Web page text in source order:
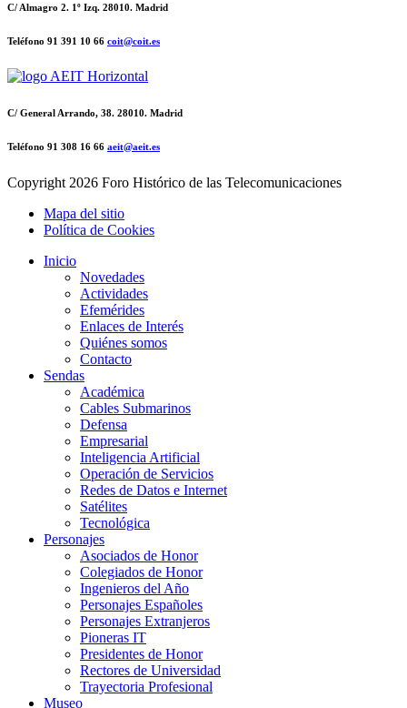
C/ Almagro 2. 1º Izq. 28010. Madrid
Teléfono 91 391 10 66 coit@coit.es
C/ General Arrando, 38. 28010. Madrid
Teléfono 91 308 16 66 aeit@aeit.es
Copyright 2026 Foro Histórico de las Telecomunicaciones
Mapa del sitio
Política de Cookies
Inicio
Novedades
Actividades
Efemérides
Enlaces de Interés
Quiénes somos
Contacto
Sendas
Académica
Cables Submarinos
Defensa
Empresarial
Inteligencia Artificial
Operación de Servicios
Redes de Datos e Internet
Satélites
Tecnológica
Personajes
Asociados de Honor
Colegiados de Honor
Ingenieros del Año
Personajes Españoles
Personajes Extranjeros
Pioneras IT
Presidentes de Honor
Rectores de Universidad
Trayectoria Profesional
Museo